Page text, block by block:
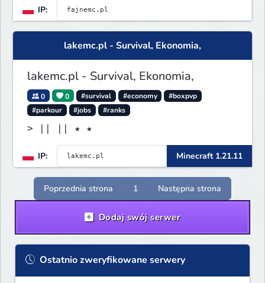
IP:
lakemc.pl - Survival, Ekonomia,
lakemc.pl - Survival, Ekonomia,
0 0 #survival #economy
#boxpvp
#parkour
#jobs #ranks
> || || ★ ★
IP: Minecraft 1.21.11
Poprzednia strona 1 Następna strona
Dodaj swój serwer
Ostatnio zweryfikowane serwery